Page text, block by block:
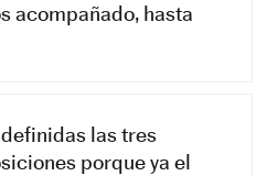
acompañado, hasta
las tres
porque ya el